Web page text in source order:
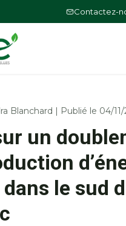
Contactez-
Blanchard | Publié le 04/
un
le sud